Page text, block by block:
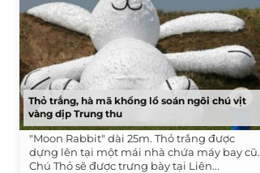
Thỏ trắng, hà mã khổng lồ soán ngôi chú vịt
vàng dịp Trung thu
"Moon Rabbit" dài 25m. Thỏ trắng được
dựng lên tại một mái nhà chứa máy bay cũ.
Chú Thỏ sẽ được trưng bày tại Liên...